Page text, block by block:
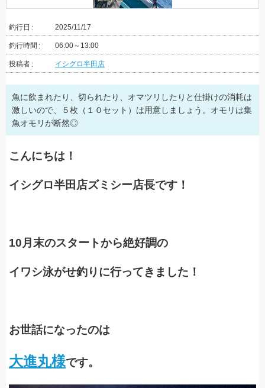
釣行日 2025/11/17
釣行時間 06:00～13:00
投稿者 イシグロ半田店
魚に飲まれたり、切られたり、オマツリしたりと仕掛けの消耗は
激しいので、５枚（１０セット）は用意しましょう。オモリは集
魚オモリが断然◎
こんにちは！
イシグロ半田店ズミシー店長です！
10月末のスタートから絶好調の
イワシ泳がせ釣りに行ってきました！
お世話になったのは
大進丸様です。